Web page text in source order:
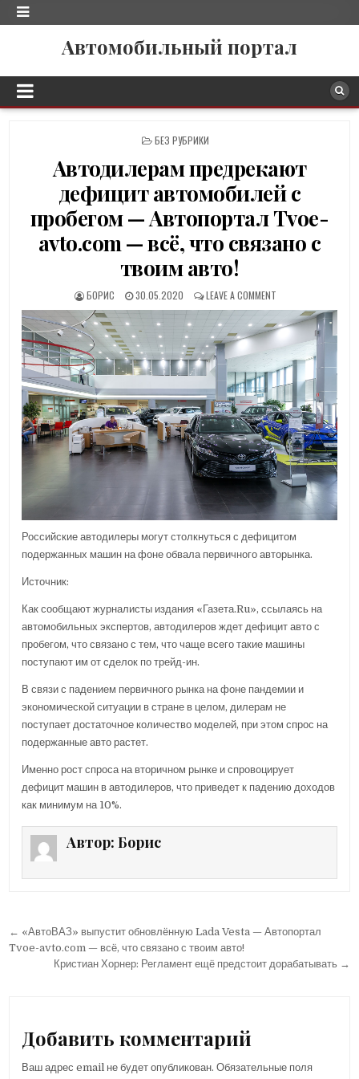
Автомобильный портал
P
S
T
E
D
I
БЕЗ РУБРИКИ
Автодилерам предрекают
дефицит автомобилей с
пробегом — Автопортал Tvoe-
avto.com — всё, что связано с
твоим авто!
БОРИС 30.05.2020 LEAVE A COMMENT
Российские автодилеры могут столкнуться с дефицитом
подержанных машин на фоне обвала первичного авторынка.
Источник:
Как сообщают журналисты издания «Газета.Ru», ссылаясь на
автомобильных экспертов, автодилеров ждет дефицит авто с
пробегом, что связано с тем, что чаще всего такие машины
поступают им от сделок по трейд-ин.
В связи с падением первичного рынка на фоне пандемии и
экономической ситуации в стране в целом, дилерам не
поступает достаточное количество моделей, при этом спрос на
подержанные авто растет.
Именно рост спроса на вторичном рынке и спровоцирует
дефицит машин в автодилеров, что приведет к падению доходов
как минимум на 10%.
Автор: Борис
Н
← «АвтоВАЗ» выпустит обновлённую Lada Vesta — Автопортал
Tvoe-avto.com — всё, что связано с твоим авто!
Кристиан Хорнер: Регламент ещё предстоит дорабатывать →
Добавить комментарий
Ваш адрес email не будет опубликован. Обязательные поля